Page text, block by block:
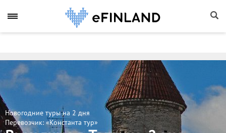
Новогодние туры на 2 дня
Перевозчик: «Константа тур»